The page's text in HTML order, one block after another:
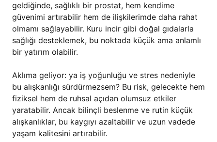
geldiğinde, sağlıklı bir prostat, hem kendime
güvenimi artırabilir hem de ilişkilerimde daha rahat
olmamı sağlayabilir. Kuru incir gibi doğal gıdalarla
sağlığı desteklemek, bu noktada küçük ama anlamlı
bir yatırım olabilir.
Aklıma geliyor: ya iş yoğunluğu ve stres nedeniyle
bu alışkanlığı sürdürmezsem? Bu risk, gelecekte hem
fiziksel hem de ruhsal açıdan olumsuz etkiler
yaratabilir. Ancak bilinçli beslenme ve rutin küçük
alışkanlıklar, bu kaygıyı azaltabilir ve uzun vadede
yaşam kalitesini artırabilir.